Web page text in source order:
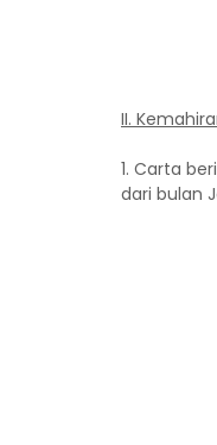
II.
1. Carta
dari bulan